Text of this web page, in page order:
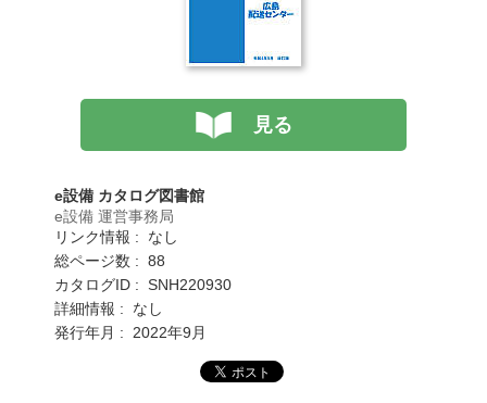
見る
e設備 カタログ図書館
e設備 運営事務局
リンク情報 : なし
総ページ数 : 88
カタログID : SNH220930
詳細情報 : なし
発行年月 : 2022年9月